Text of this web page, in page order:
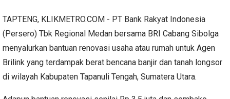
TAPTENG, KLIKMETRO.COM - PT Bank Rakyat Indonesia
(Persero) Tbk Regional Medan bersama BRI Cabang Sibolga
menyalurkan bantuan renovasi usaha atau rumah untuk Agen
Brilink yang terdampak berat bencana banjir dan tanah longsor
di wilayah Kabupaten Tapanuli Tengah, Sumatera Utara.